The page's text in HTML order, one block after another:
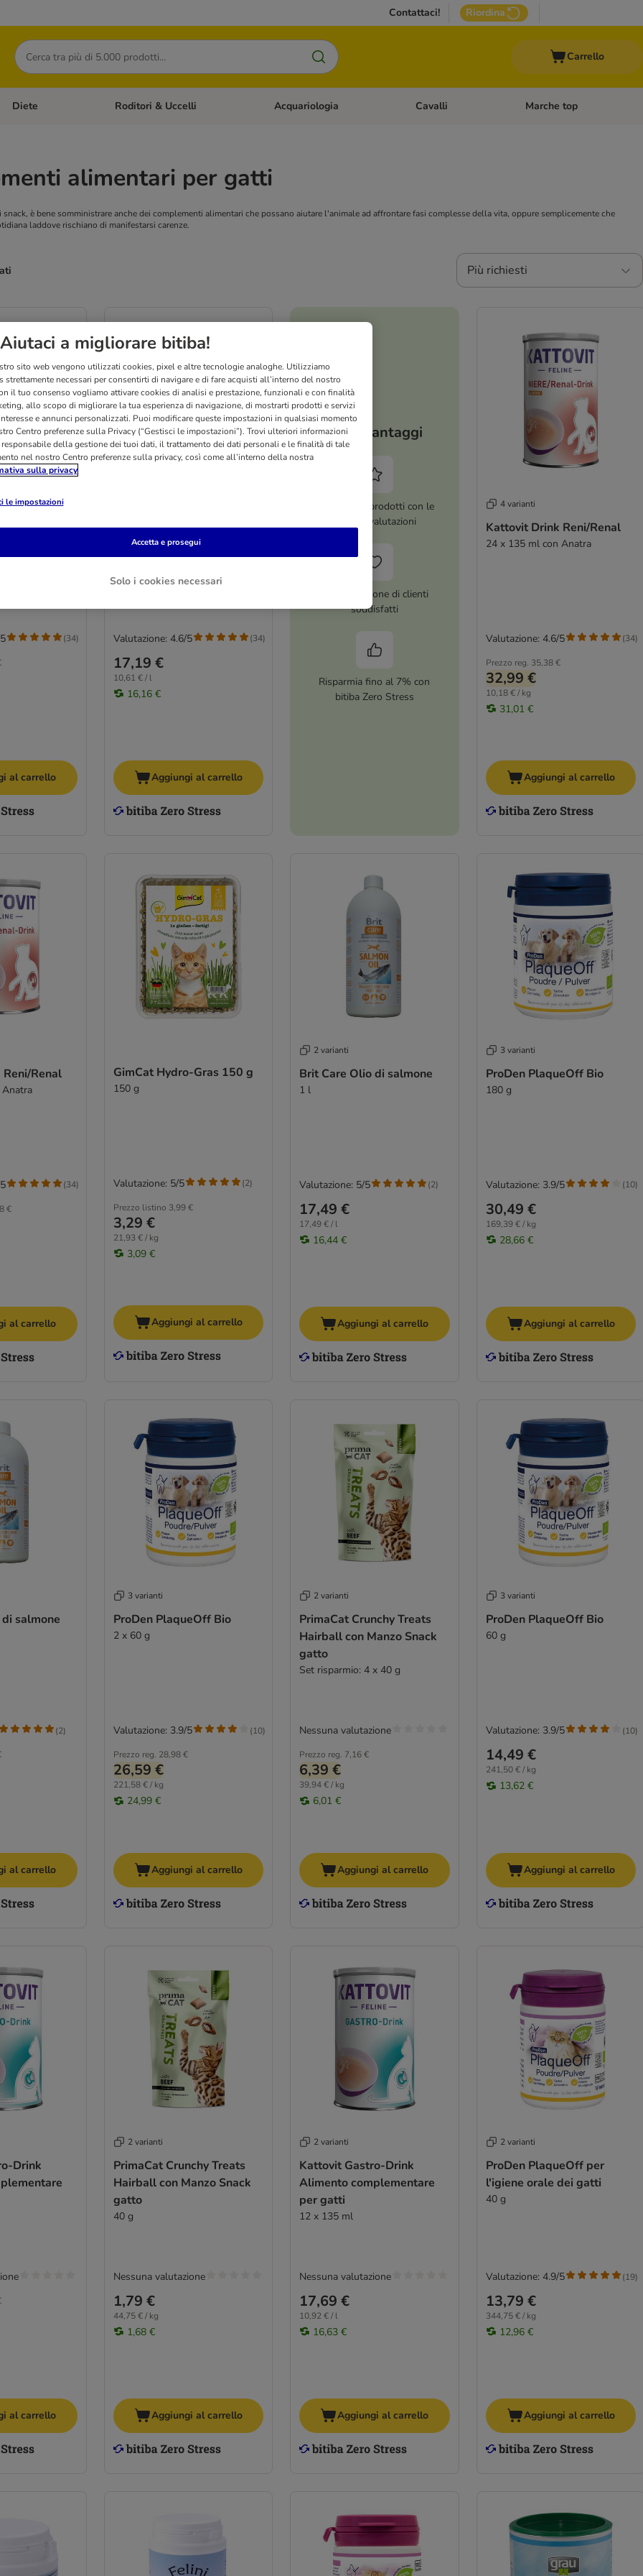
Contattaci! Riordina
Cerca
Carrello
Apri Menù Categoria: Cani
Diete Apri Menù Categoria: Diete
Roditori & Uccelli Apri Menù Categoria: Roditori & Uccelli
Acquariologia Apri Menù Categoria: Acquariologia
Cavalli Apri Menù Categoria: Cavalli
Marche top
alimentari per gatti
è bene somministrare anche dei complementi alimentari che possano aiutare l'animale ad affrontare fasi complesse della vita, oppure semplicemente che
laddove rischiano di manifestarsi carenze.
Più richiesti
Renal
(34)
al carrello
Kattovit Drink Reni/Renal
12 x 135 ml con Pollo
17,19 €
10,61 € / l
16,16 €
Valutazione: 4.6/5 (34)
Aggiungi al carrello
I tuoi vantaggi
Oltre 8.000 prodotti con le
migliori valutazioni
Più di 1 milione di clienti
soddisfatti
Risparmia fino al 7% con
bitiba Zero Stress
4 varianti
Kattovit Drink Reni/Renal
24 x 135 ml con Anatra
Prezzo reg. 35,38 €
32,99 €
10,18 € / kg
31,01 €
Valutazione: 4.6/5 (34)
Aggiungi al carrello
Renal
€
(34)
al carrello
GimCat Hydro-Gras 150 g
150 g
Prezzo listino 3,99 €
3,29 €
21,93 € / kg
3,09 €
Valutazione: 5/5 (2)
Aggiungi al carrello
2 varianti
Brit Care Olio di salmone
1 l
17,49 €
17,49 € / l
16,44 €
Valutazione: 5/5 (2)
Aggiungi al carrello
3 varianti
ProDen PlaqueOff Bio
180 g
30,49 €
169,39 € / kg
28,66 €
Valutazione: 3.9/5 (10)
Aggiungi al carrello
salmone
(2)
al carrello
3 varianti
ProDen PlaqueOff Bio
2 x 60 g
Prezzo reg. 28,98 €
26,59 €
221,58 € / kg
24,99 €
Valutazione: 3.9/5 (10)
Aggiungi al carrello
2 varianti
PrimaCat Crunchy Treats
Hairball con Manzo Snack
gatto
Set risparmio: 4 x 40 g
Prezzo reg. 7,16 €
6,39 €
39,94 € / kg
6,01 €
Nessuna valutazione
Aggiungi al carrello
3 varianti
ProDen PlaqueOff Bio
60 g
14,49 €
241,50 € / kg
13,62 €
Valutazione: 3.9/5 (10)
Aggiungi al carrello
Drink
al carrello
2 varianti
PrimaCat Crunchy Treats
Hairball con Manzo Snack
gatto
40 g
1,79 €
44,75 € / kg
1,68 €
Nessuna valutazione
Aggiungi al carrello
2 varianti
Kattovit Gastro-Drink
Alimento complementare
per gatti
12 x 135 ml
17,69 €
10,92 € / l
16,63 €
Nessuna valutazione
Aggiungi al carrello
2 varianti
ProDen PlaqueOff per
l'igiene orale dei gatti
40 g
13,79 €
344,75 € / kg
12,96 €
Valutazione: 4.9/5 (19)
Aggiungi al carrello
Aiutaci a migliorare bitiba!
sito web vengono utilizzati cookies, pixel e altre tecnologie analoghe. Utilizziamo
strettamente necessari per consentirti di navigare e di fare acquisti all’interno del nostro
il tuo consenso vogliamo attivare cookies di analisi e prestazione, funzionali e con finalità
allo scopo di migliorare la tua esperienza di navigazione, di mostrarti prodotti e servizi
e annunci personalizzati. Puoi modificare queste impostazioni in qualsiasi momento
Centro preferenze sulla Privacy (“Gestisci le impostazioni”). Trovi ulteriori informazioni
della gestione dei tuoi dati, il trattamento dei dati personali e le finalità di tale
nel nostro Centro preferenze sulla privacy, così come all’interno della nostra
sulla privacy
le impostazioni
Solo i cookies necessari
Accetta e prosegui